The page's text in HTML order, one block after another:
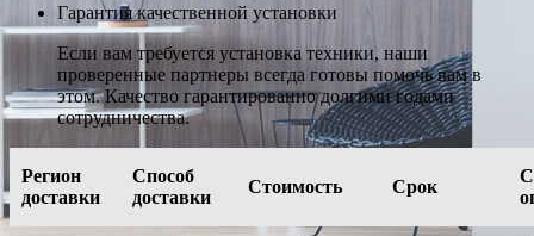
Гарантия качественной установки
Если вам требуется установка техники, наши
проверенные партнеры всегда готовы помочь вам в
этом. Качество гарантированно долгими годами
сотрудничества.
Регион
доставки
Способ
доставки
Стоимость Срок